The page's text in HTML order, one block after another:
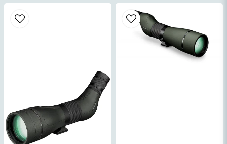
email
Mejladress
Ja, ni får publicera min fråga